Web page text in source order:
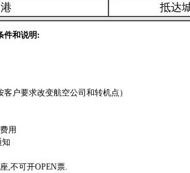
抵达
件和说明:
户要求改变航空公司和转机点）
用
知
,不可开OPEN票.